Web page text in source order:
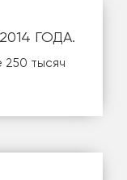
ГОДА.
250 тысяч